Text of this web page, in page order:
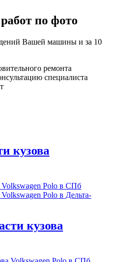
по фото
Вашей машины и за 10
ремонта
специалиста
кузова
кузова